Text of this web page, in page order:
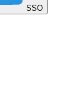
SSO